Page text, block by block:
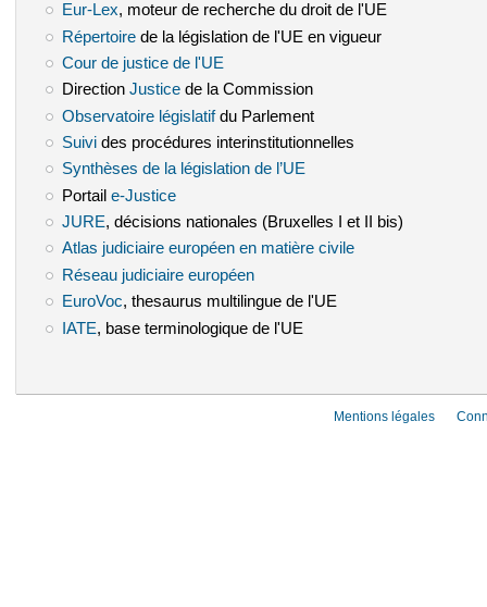
Eur-Lex(le lien est externe)
, moteur de recherche du droit de l'UE
Répertoire(le lien est externe)
de la législation de l'UE en vigueur
Cour de justice de l'UE
Direction Justice(le lien est externe)
de la Commission
Observatoire législatif(le lien est externe)
du Parlement
Suivi(le lien est externe)
des procédures interinstitutionnelles
Synthèses de la législation de l’UE
Portail e-Justice(le lien est externe)
JURE(le lien est externe)
, décisions nationales (Bruxelles I et II bis)
Atlas judiciaire européen en matière civile(le lien est externe)
Réseau judiciaire européen(le lien est externe)
EuroVoc(le lien est externe)
, thesaurus multilingue de l'UE
IATE (le lien est externe)
, base terminologique de l'UE
Mentions légales